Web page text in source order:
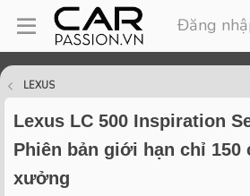
Đăng
LEXUS
Lexus LC 500 Inspiration
Phiên bản giới hạn chỉ 150
xưởng